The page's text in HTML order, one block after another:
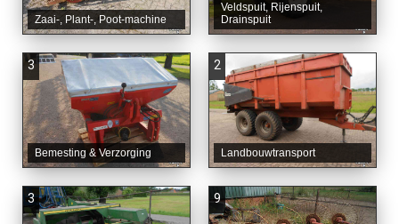
Zaai-, Plant-, Poot-machine
Veldspuit, Rijenspuit,
Drainspuit
3
Bemesting & Verzorging
2
Landbouwtransport
3 9